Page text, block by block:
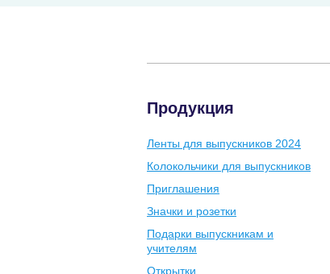
Продукция
Ленты для выпускников 2024
Колокольчики для выпускников
Приглашения
Значки и розетки
Подарки выпускникам и
учителям
Открытки